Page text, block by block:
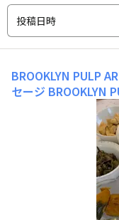
投稿日時
BROOKLYN PULP
セージ BROOKLYN
りの日曜日はまっ
ので辛口バーベキ
ラダ、スナップエ
ン、ちりめんじゃ
もに美味しかった